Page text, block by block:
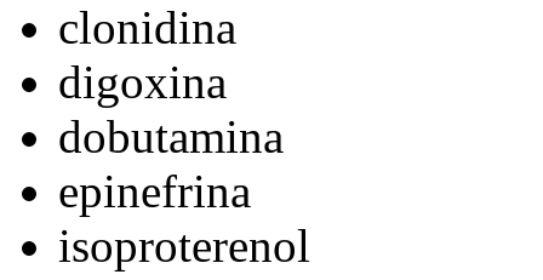
clonidina
digoxina
dobutamina
epinefrina
isoproterenol